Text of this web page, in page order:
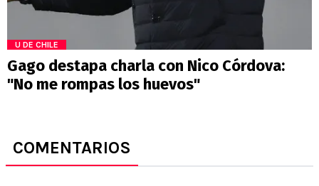
U DE CHILE
Gago destapa charla con Nico Córdova:
"No me rompas los huevos"
COMENTARIOS